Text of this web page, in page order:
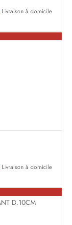
Livraison à domicile
Livraison à domicile